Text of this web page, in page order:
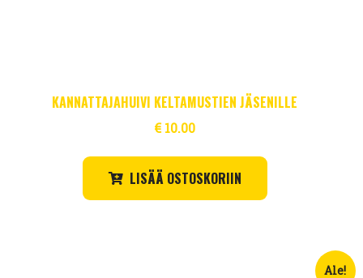
KANNATTAJAHUIVI KELTAMUSTIEN JÄSENILLE
€10.00
LISÄÄ OSTOSKORIIN
Ale!